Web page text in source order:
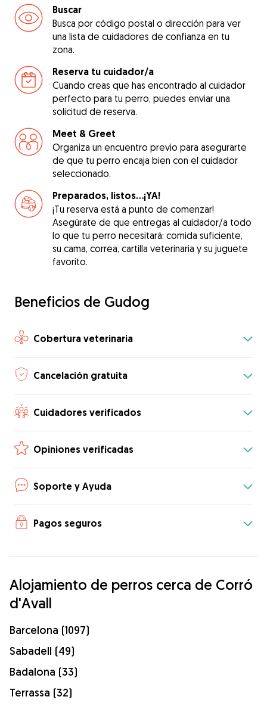
Buscar
Busca por código postal o dirección para ver
una lista de cuidadores de confianza en tu
zona.
Reserva tu cuidador/a
Cuando creas que has encontrado al cuidador
perfecto para tu perro, puedes enviar una
solicitud de reserva.
Meet & Greet
Organiza un encuentro previo para asegurarte
de que tu perro encaja bien con el cuidador
seleccionado.
Preparados, listos...¡YA!
¡Tu reserva está a punto de comenzar!
Asegúrate de que entregas al cuidador/a todo
lo que tu perro necesitará: comida suficiente,
su cama, correa, cartilla veterinaria y su juguete
favorito.
Beneficios de Gudog
Cobertura veterinaria
Cancelación gratuita
Cuidadores verificados
Opiniones verificadas
Soporte y Ayuda
Pagos seguros
Alojamiento de perros cerca de Corró
d'Avall
Barcelona (1097)
Sabadell (49)
Badalona (33)
Terrassa (32)